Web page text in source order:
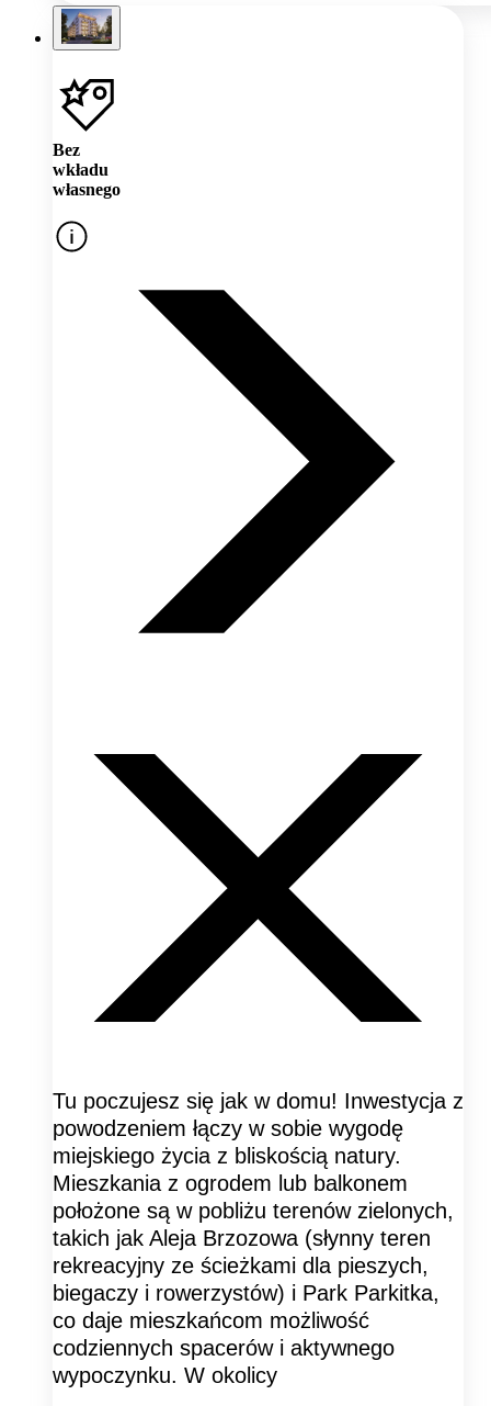
Bez
wkładu
własnego
Tu poczujesz się jak w domu! Inwestycja z
powodzeniem łączy w sobie wygodę
miejskiego życia z bliskością natury.
Mieszkania z ogrodem lub balkonem
położone są w pobliżu terenów zielonych,
takich jak Aleja Brzozowa (słynny teren
rekreacyjny ze ścieżkami dla pieszych,
biegaczy i rowerzystów) i Park Parkitka,
co daje mieszkańcom możliwość
codziennych spacerów i aktywnego
wypoczynku. W okolicy